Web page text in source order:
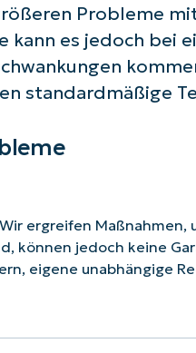
Probleme
kann es jedoch bei
standardmäßige
ergreifen
können jedoch keine
eigene unabhängige